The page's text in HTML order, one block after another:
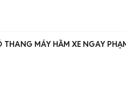
MÁY HẦM XE NGAY